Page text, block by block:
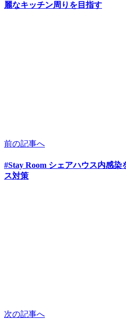
麗なキッチン周りを目指す
前の記事へ
#Stay Room シェアハウス内感
ス対策
次の記事へ